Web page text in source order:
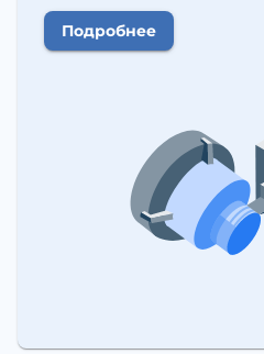
Подробнее